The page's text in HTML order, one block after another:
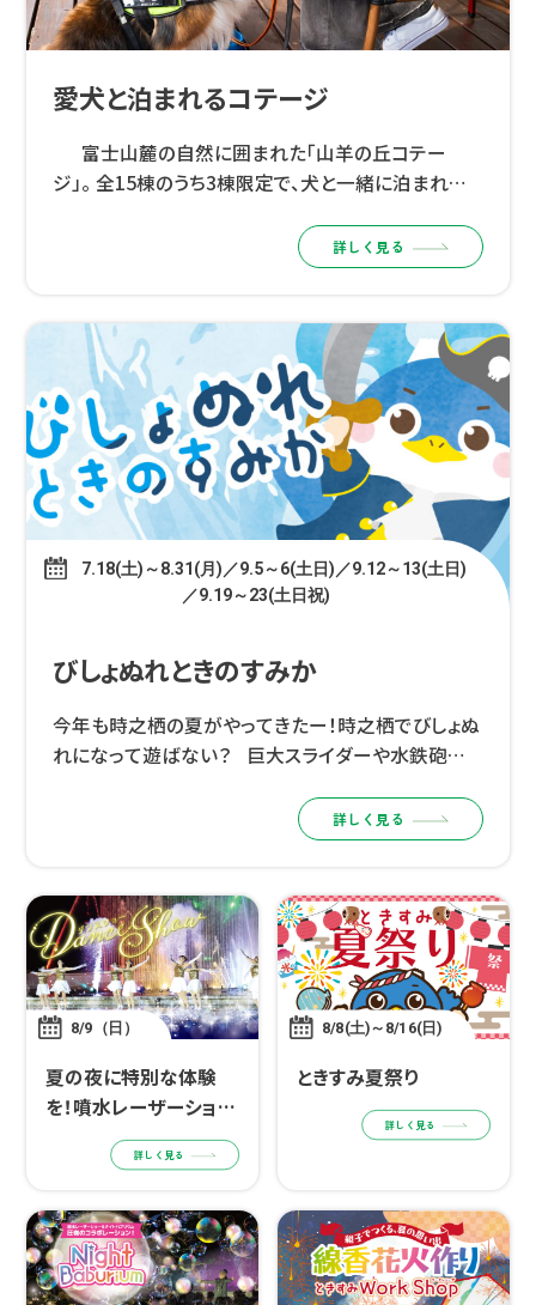
愛犬と泊まれるコテージ
富士山麓の自然に囲まれた「山羊の丘コテー
ジ」。 全15棟のうち3棟限定で、犬と一緒に泊まれる
なく、犬も人も、普段のリズムのままく […]
詳しく見る
7.18(土)～8.31(月)／9.5～6(土日)／9.12～13(土日)
／9.19～23(土日祝)
びしょぬれときのすみか
今年も時之栖の夏がやってきたー！時之栖でびしょぬ
れになって遊ばない？ 巨大スライダーや水鉄砲バト
水遊びコンテンツが盛りだくさん！ みんなでびしょぬ
詳しく見る
8/9（日）
夏の夜に特別な体験
を！噴水レーザーショー
✕ダンスショー
詳しく見る
8/8(土)～8/16(日)
ときすみ夏祭り
詳しく見る